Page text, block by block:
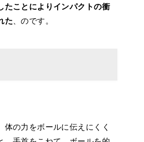
たことによりインパクトの衝
た、のです。
の力をボールに伝えにくく